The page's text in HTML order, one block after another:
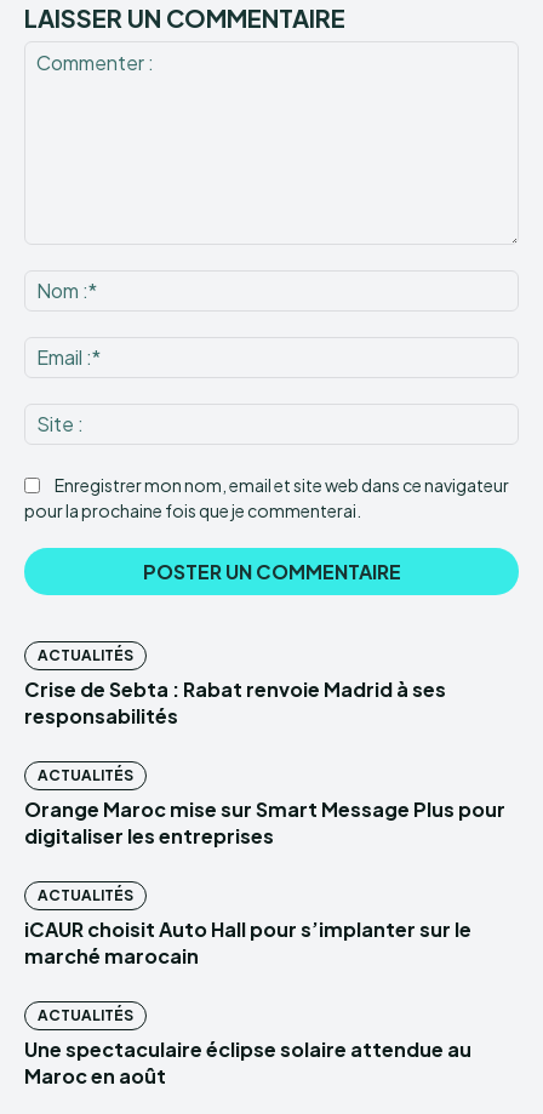
LAISSER UN COMMENTAIRE
:*
:*
:
Enregistrer mon nom, email et site web dans ce navigateur
pour la prochaine fois que je commenterai.
ACTUALITÉS
Crise de Sebta : Rabat renvoie Madrid à ses
responsabilités
ACTUALITÉS
Orange Maroc mise sur Smart Message Plus pour
digitaliser les entreprises
ACTUALITÉS
iCAUR choisit Auto Hall pour s’implanter sur le
marché marocain
ACTUALITÉS
Une spectaculaire éclipse solaire attendue au
Maroc en août